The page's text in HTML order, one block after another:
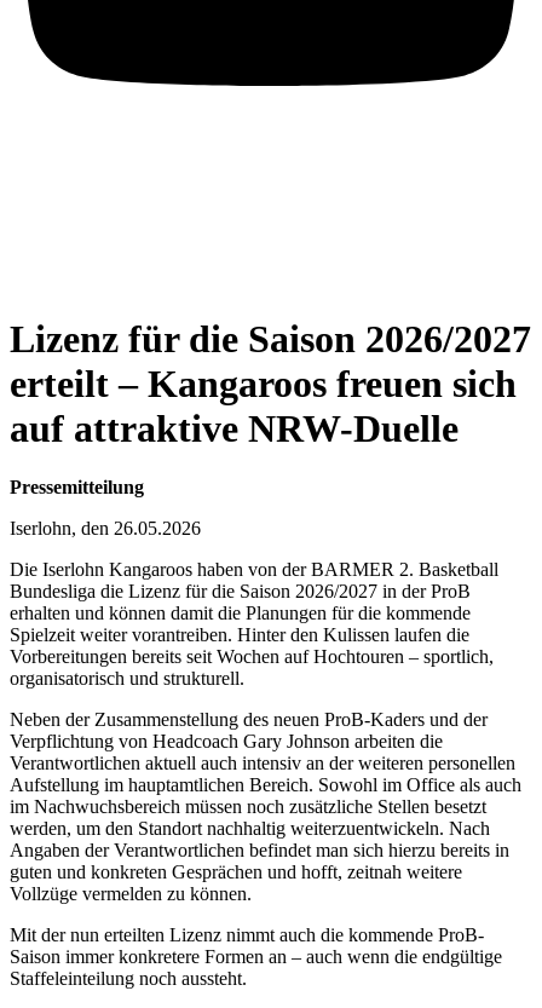
Lizenz für die Saison 2026/2027
erteilt – Kangaroos freuen sich
auf attraktive NRW-Duelle
Pressemitteilung
Iserlohn, den 26.05.2026
Die Iserlohn Kangaroos haben von der BARMER 2. Basketball
Bundesliga die Lizenz für die Saison 2026/2027 in der ProB
erhalten und können damit die Planungen für die kommende
Spielzeit weiter vorantreiben. Hinter den Kulissen laufen die
Vorbereitungen bereits seit Wochen auf Hochtouren – sportlich,
organisatorisch und strukturell.
Neben der Zusammenstellung des neuen ProB-Kaders und der
Verpflichtung von Headcoach Gary Johnson arbeiten die
Verantwortlichen aktuell auch intensiv an der weiteren personellen
Aufstellung im hauptamtlichen Bereich. Sowohl im Office als auch
im Nachwuchsbereich müssen noch zusätzliche Stellen besetzt
werden, um den Standort nachhaltig weiterzuentwickeln. Nach
Angaben der Verantwortlichen befindet man sich hierzu bereits in
guten und konkreten Gesprächen und hofft, zeitnah weitere
Vollzüge vermelden zu können.
Mit der nun erteilten Lizenz nimmt auch die kommende ProB-
Saison immer konkretere Formen an – auch wenn die endgültige
Staffeleinteilung noch aussteht.